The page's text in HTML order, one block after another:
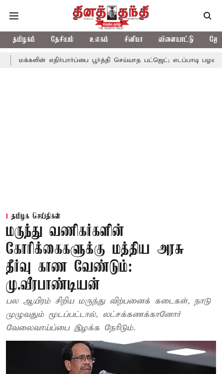
தமிழகம் தேசியம் உலகம் சினிமா விளையாட்டு
எதிர்பார்ப்பை பூர்த்தி செய்யாத பட்ஜெட்; எடப்பாடி பழனிசாமி
தமிழக செய்திகள்
மருந்து வணிகர்களின்
கோரிக்கைகளுக்கு மத்திய அரசு
தீர்வு காண வேண்டும்:
மு.வீரபாண்டியன்
பல ஆயிரம் சிறிய மருந்து விற்பனைக் கடைகள், நாடு
முழுவதும் மூடப்பட்டால், லட்சக்கணக்கானோர்
வேலைவாய்ப்பை இழக்க நேரிடும்.